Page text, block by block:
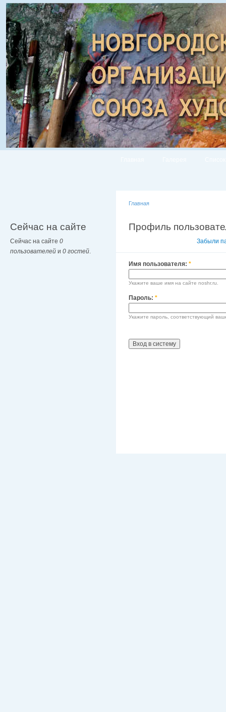
Сейчас на сайте
Сейчас на сайте 0
пользователей и 0 гостей.
Главная
Профиль
Забыли
Имя пользователя: *
Укажите ваше имя на сайте noshr.ru.
Пароль: *
Укажите пароль, соответствующий